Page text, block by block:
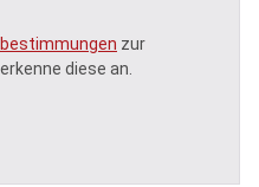
zur
diese an.